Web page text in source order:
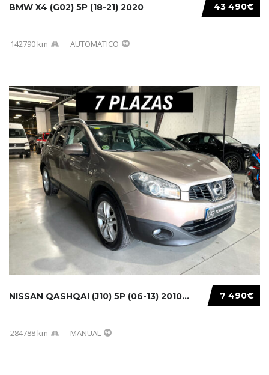
43 490€
BMW X4 (G02) 5P (18-21) 2020
142790 km AUTOMATICO
7 490€
NISSAN QASHQAI (J10) 5P (06-13) 2010...
284788 km MANUAL